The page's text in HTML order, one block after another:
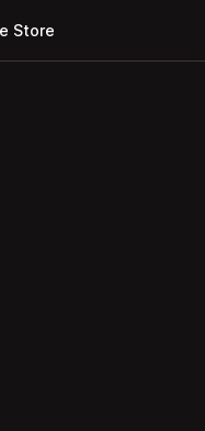
Store